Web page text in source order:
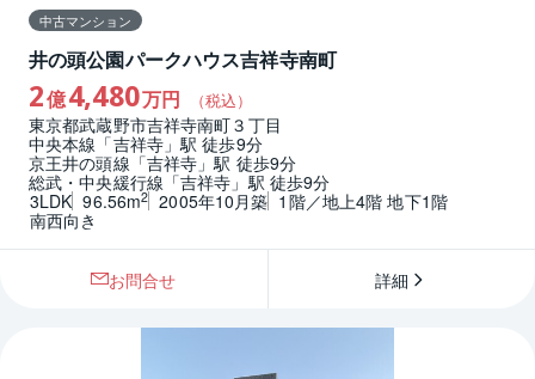
中古マンション
井の頭公園パークハウス吉祥寺南町
2億4,480万円 （税込）
東京都武蔵野市吉祥寺南町３丁目
中央本線「吉祥寺」駅 徒歩9分
京王井の頭線「吉祥寺」駅 徒歩9分
総武・中央緩行線「吉祥寺」駅 徒歩9分
3LDK 96.56m2 2005年10月築 1階／地上4階 地下1階
南西向き
お問合せ 詳細